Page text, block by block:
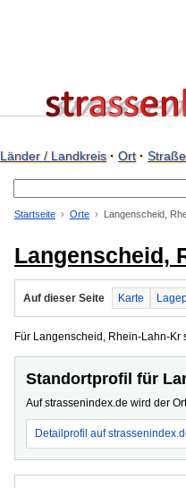
Länder / Landkreis· Ort· Straße
Startseite Orte Langenscheid,
Langenscheid,
Auf dieser Seite Karte
Für Langenscheid, Rhein-Lahn-
Standortprofil für
Auf strassenindex.de wird der
Detailprofil auf